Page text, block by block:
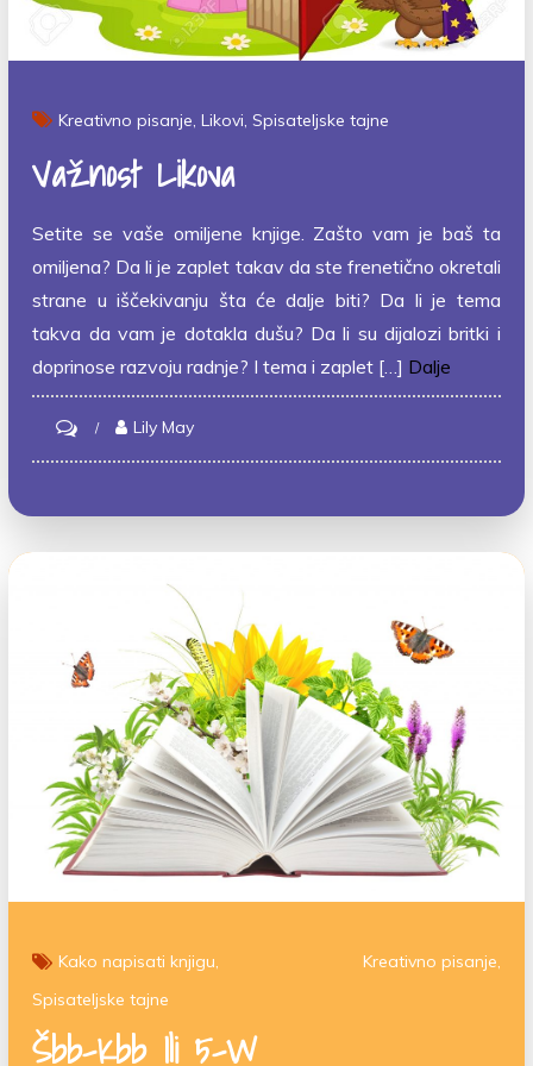
Kreativno pisanje Likovi Spisateljske tajne
Važnost Likova
Setite se vaše omiljene knjige. Zašto vam je baš ta
omiljena? Da li je zaplet takav da ste frenetično okretali
strane u iščekivanju šta će dalje biti? Da li je tema
takva da vam je dotakla dušu? Da li su dijalozi britki i
doprinose razvoju radnje? I tema i zaplet […] Dalje
on
Važnost
Lily May
Kako napisati knjigu
Kreativno pisanje
Spisateljske tajne
Šbb-Kbb Ili 5-W